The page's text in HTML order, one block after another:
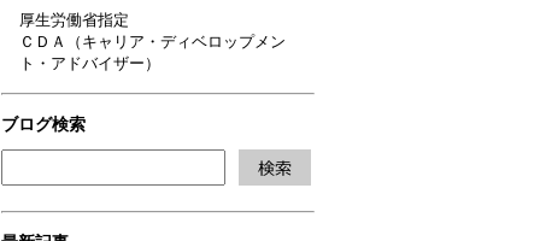
厚生労働省指定
ＣＤＡ（キャリア・ディベロップメン
ト・アドバイザー）
ブログ検索